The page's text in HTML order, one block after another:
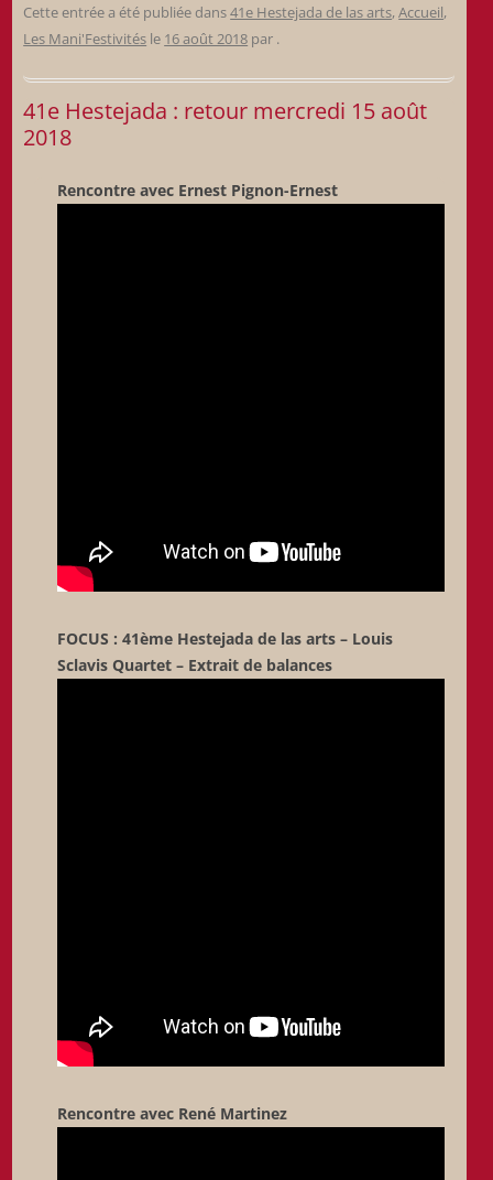
Cette entrée a été publiée dans41e Hestejada de las arts,Accueil,
Les Mani'Festivités le 16 août 2018 par .
41e Hestejada : retour mercredi 15 août
2018
Rencontre avec Ernest Pignon-Ernest
FOCUS : 41ème Hestejada de las arts – Louis
Sclavis Quartet – Extrait de balances
Rencontre avec René Martinez